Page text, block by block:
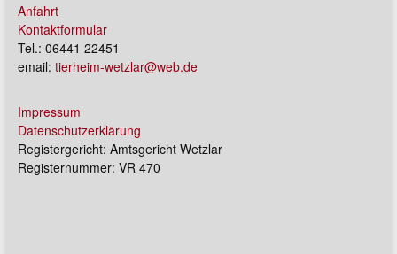
Anfahrt
Kontaktformular
Tel.: 06441 22451
email: tierheim-wetzlar@web.de
Impressum
Datenschutzerklärung
Registergericht: Amtsgericht Wetzlar
Registernummer: VR 470